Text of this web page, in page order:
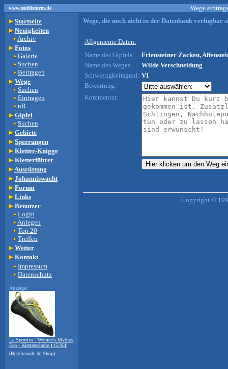
www.teufelsturm.de
Wege
Startseite
Neuigkeiten
Archiv
Fotos
Galerie
Suchen
Beitragen
Wege
Suchen
Eintragen
nR
Gipfel
Suchen
Gebiete
Sperrungen
Kletter-Knigge
Kletterführer
Ausrüstung
Johanniswacht
Forum
Links
Benutzer
Login
Anlegen
Top 20
Treffen
Wetter
Kontakt
Impressum
Datenschutz
Anzeige:
La Sportiva - Women's Mythos
Eco - Kletterschuhe 115.95€
(Bergfreunde.de Shop)
Wege, die noch nicht in der Datenbank verfügbar
Allgemeine Daten:
Name des Gipfels:
Friensteiner Zacken,
Name des Weges:
Wilde Verschneidung
Schwierigkeitsgrad: VI
Bewertung:
Kommentar:
Copyright ©